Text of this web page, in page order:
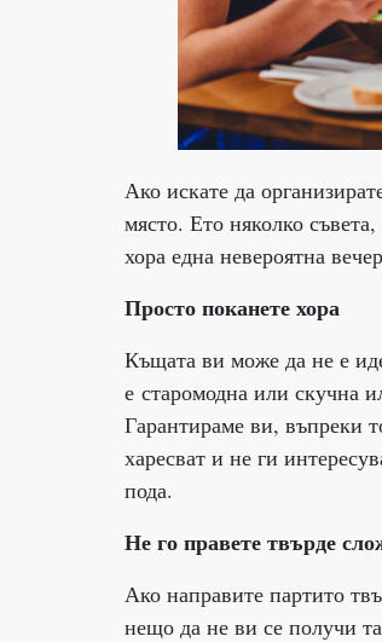
Ако искате да
място. Ето няколко
хора една невероятна
Просто поканете хора
Къщата ви може да не е
е старомодна или скучна
Гарантираме ви, въпреки
харесват и не ги
пода.
Не го правететвърде
Ако направите партито
нещо да не ви се получи